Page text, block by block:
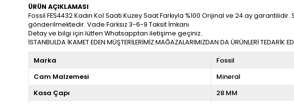
ÜRÜN AÇIKLAMASI
Fossil FES4432 Kadın Kol Saati Kuzey Saat Farkıyla %100 Orijinal ve 24 ay
gönderilmektedir. Vade Farksız 3-6-9 Taksit İmkanı
Detay ve bilgi için lütfen Whatsapptan iletişime geçiniz..
İSTANBULDA İKAMET EDEN MÜŞTERİLERİMİZ MAĞAZALARIMIZDAN DA ÜRÜNLERİ TEDARİK
Marka
Fossil
Cam Malzemesi
Mineral
Kasa Çapı
28 MM